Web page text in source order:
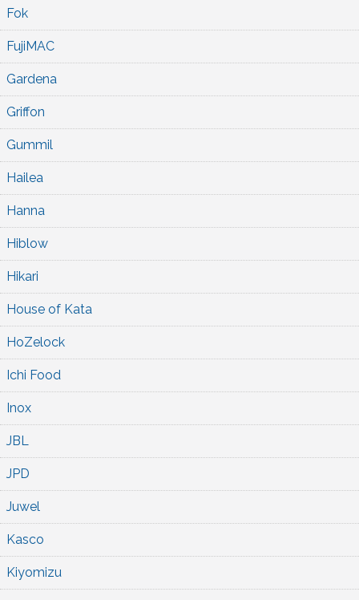
Fok
FujiMAC
Gardena
Griffon
Gummil
Hailea
Hanna
Hiblow
Hikari
House of Kata
HoZelock
Ichi Food
Inox
JBL
JPD
Juwel
Kasco
Kiyomizu